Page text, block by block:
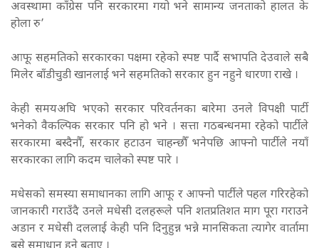
अवस्थामा काँग्रेस पनि सरकारमा गयो भने सामान्य जनताको हालत के
होला रु’
आफू सहमतिको सरकारका पक्षमा रहेको स्पष्ट पार्दै सभापति देउवाले सबै
मिलेर बाँडीचुडी खानलाई भने सहमतिको सरकार हुन नहुने धारणा राखे ।
केही समयअघि भएको सरकार परिवर्तनका बारेमा उनले विपक्षी पार्टी
भनेको वैकल्पिक सरकार पनि हो भने । सत्ता गठबन्धनमा रहेको पार्टीले
सरकारमा बस्दैनौँ, सरकार हटाउन चाहन्छौँ भनेपछि आफ्नो पार्टीले नयाँ
सरकारका लागि कदम चालेको स्पष्ट पारे ।
मधेसको समस्या समाधानका लागि आफू र आफ्नो पार्टीले पहल गरिरहेको
जानकारी गराउँदै उनले मधेसी दलहरूले पनि शतप्रतिशत माग पूरा गराउने
अडान र मधेसी दललाई केही पनि दिनुहुन्न भन्ने मानसिकता त्यागेर वार्तामा